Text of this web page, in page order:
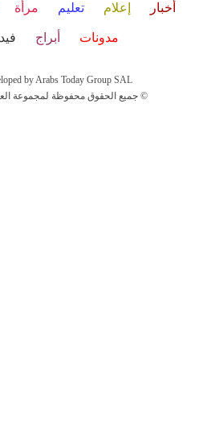
أخبار إعلام تعليم مرأة
مدونات أبراج
by Arabs Today Group SAL
جميع الحقوق محفوظة لمجموعة العرب اليوم الاعلامية 2025 ©